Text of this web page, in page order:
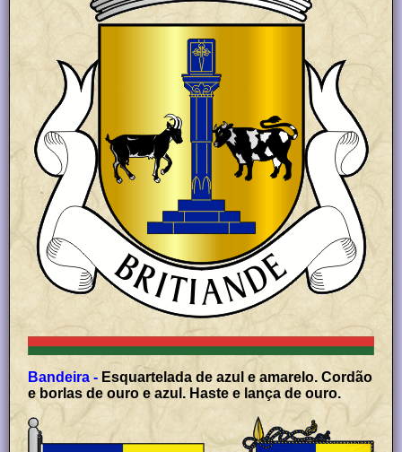
Bandeira - Esquartelada de azul e amarelo. Cordão
e borlas de ouro e azul. Haste e lança de ouro.